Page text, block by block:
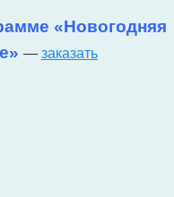
«Новогодняя
— заказать